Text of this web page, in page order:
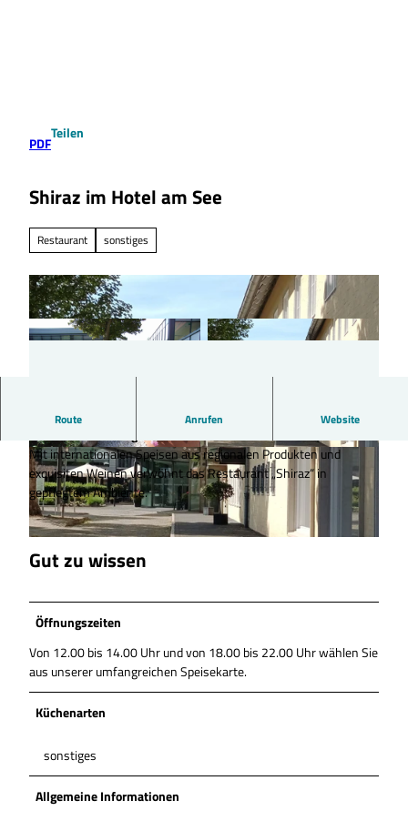
PDF
Teilen
Shiraz im Hotel am See
Restaurant sonstiges
© Hotel am See |CC-BY-ND © Tourist-Information Salzgitter |CC-BY
Route Anrufen Website
Das Shiraz im Hotel am See ist ein hochwertiges Restaurant in
Mit internationalen Speisen aus regionalen Produkten und
exquisiten Weinen verwöhnt das Restaurant „Shiraz“ in
gepflegtem Ambiente.
Gut zu wissen
Öffnungszeiten
Von 12.00 bis 14.00 Uhr und von 18.00 bis 22.00 Uhr wählen Sie
aus unserer umfangreichen Speisekarte.
Küchenarten
sonstiges
Allgemeine Informationen